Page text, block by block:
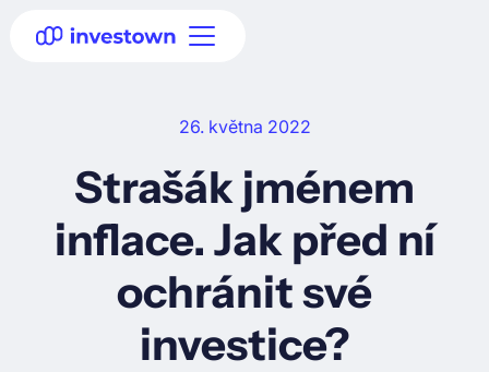
26. května 2022
Strašák jménem
inflace. Jak před ní
ochránit své
investice?